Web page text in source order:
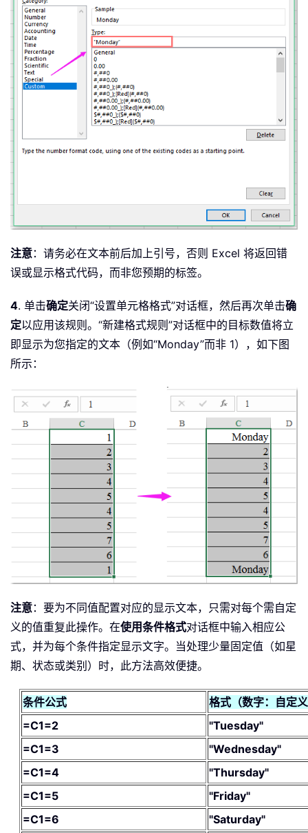
注意：请务必在文本前后加上引号，否则 Excel 将返回错
误或显示格式代码，而非您预期的标签。
4. 单击确定关闭“设置单元格格式”对话框，然后再次单击确
定以应用该规则。“新建格式规则”对话框中的目标数值将立
即显示为您指定的文本（例如“Monday”而非 1），如下图
所示：
注意：要为不同值配置对应的显示文本，只需对每个需自定
义的值重复此操作。在使用条件格式对话框中输入相应公
式，并为每个条件指定显示文字。当处理少量固定值（如星
期、状态或类别）时，此方法高效便捷。
条件公式
格式（数字：自定
=C1=2
"Tuesday"
=C1=3
"Wednesday"
=C1=4
"Thursday"
=C1=5
"Friday"
=C1=6
"Saturday"